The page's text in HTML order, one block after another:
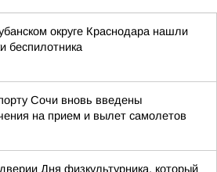
округе Краснодара нашли
беспилотника
Сочи вновь введены
на прием и вылет самолетов
Дня физкультурника, который